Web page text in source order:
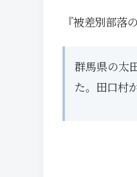
『被差別部落
群馬県の太
た。田口村